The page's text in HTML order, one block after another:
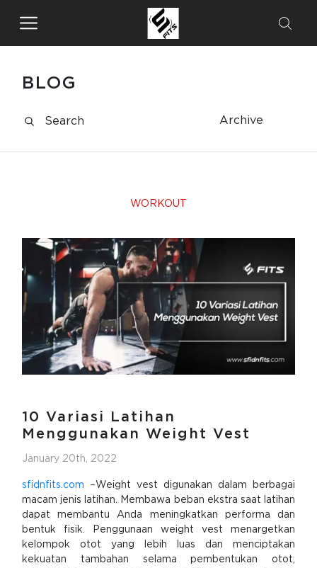
BLOG
Archive
WORKOUT
10 Variasi Latihan
Menggunakan Weight Vest
January 20th, 2022
sfidnfits.com –Weight vest digunakan dalam berbagai
macam jenis latihan. Membawa beban ekstra saat latihan
dapat membantu Anda meningkatkan performa dan
bentuk fisik. Penggunaan weight vest menargetkan
kelompok otot yang lebih luas dan menciptakan
kekuatan tambahan selama pembentukan otot,